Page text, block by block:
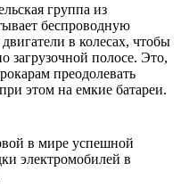
группа из
беспроводную
в колесах, чтобы
загрузочной полосе. Это,
преодолевать
этом на емкие батареи.
в мире успешной
электромобилей в